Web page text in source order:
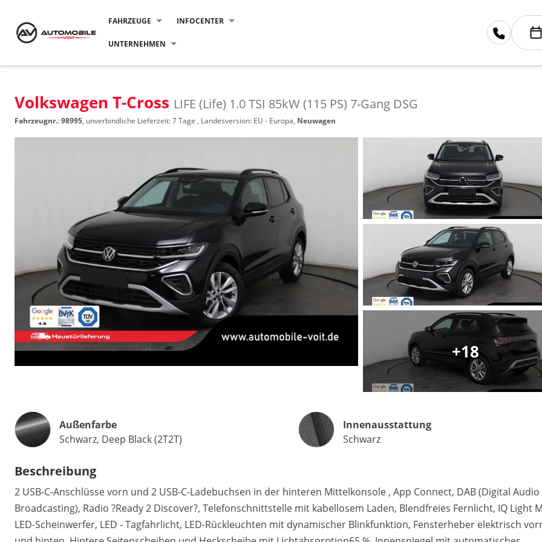
FAHRZEUGE INFOCENTER
UNTERNEHMEN
Volkswagen T-Cross LIFE (Life) 1.0 TSI 85kW (115 PS) 7-Gang DSG
Fahrzeugnr.:98995, unverbindliche Lieferzeit:7 Tage , Landesversion: EU - Europa, Neuwagen
Matthias Voit
Geschäftsführung / Inhaber
Festnetz
0961 381 762
+18
Außenfarbe
Schwarz, Deep Black (2T2T)
InnenausstattungInnenausstattung
Schwarz
Beschreibung
2 USB-C-Anschlüsse vorn und 2 USB-C-Ladebuchsen in der hinteren Mittelkonsole , App Connect, DAB (Digital Audio
Broadcasting), Radio ?Ready 2 Discover?, Telefonschnittstelle mit kabellosem Laden, Blendfreies Fernlicht, IQ Light
LED-Scheinwerfer, LED - Tagfahrlicht, LED-Rückleuchten mit dynamischer Blinkfunktion, Fensterheber elektrisch